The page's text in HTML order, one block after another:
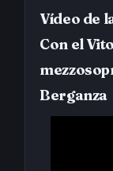
Vídeo de
Con el
Berganza